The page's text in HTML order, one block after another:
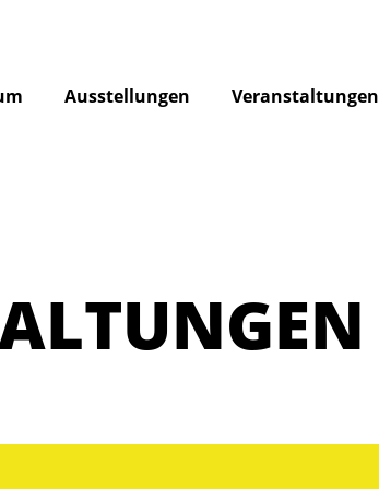
Ausstellungen Veranstaltungen